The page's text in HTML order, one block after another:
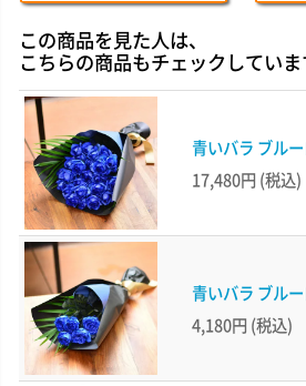
この商品を見た人は、
こちらの商品もチェックしていま
青いバラ ブル
17,480円 (税込)
青いバラ ブル
4,180円 (税込)